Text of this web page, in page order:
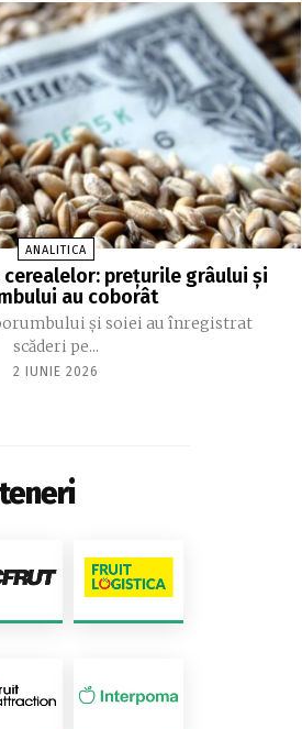
ANALITICA
cerealelor: prețurile grâului și
au coborât
și soiei au înregistrat
scăderi pe...
2 IUNIE 2026